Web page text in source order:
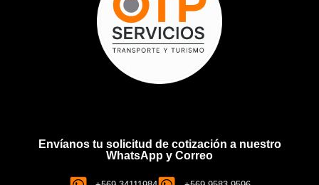
Envíanos tu solicitud de cotización a nuestro
WhatsApp y Correo